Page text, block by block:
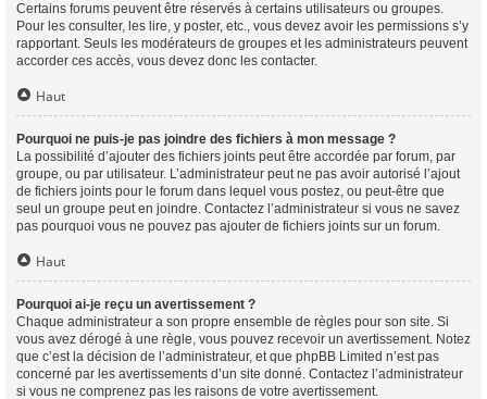
Certains forums peuvent être réservés à certains utilisateurs ou groupes.
Pour les consulter, les lire, y poster, etc., vous devez avoir les permissions s’y
rapportant. Seuls les modérateurs de groupes et les administrateurs peuvent
accorder ces accès, vous devez donc les contacter.
Haut
Pourquoi ne puis-je pas joindre des fichiers à mon message ?
La possibilité d’ajouter des fichiers joints peut être accordée par forum, par
groupe, ou par utilisateur. L’administrateur peut ne pas avoir autorisé l’ajout
de fichiers joints pour le forum dans lequel vous postez, ou peut-être que
seul un groupe peut en joindre. Contactez l’administrateur si vous ne savez
pas pourquoi vous ne pouvez pas ajouter de fichiers joints sur un forum.
Haut
Pourquoi ai-je reçu un avertissement ?
Chaque administrateur a son propre ensemble de règles pour son site. Si
vous avez dérogé à une règle, vous pouvez recevoir un avertissement. Notez
que c’est la décision de l’administrateur, et que phpBB Limited n’est pas
concerné par les avertissements d’un site donné. Contactez l’administrateur
si vous ne comprenez pas les raisons de votre avertissement.